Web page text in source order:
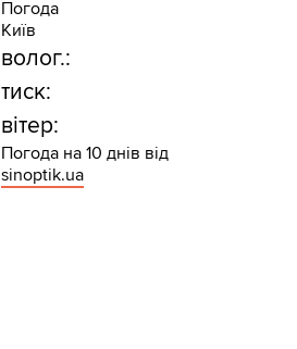
Погода
Київ
волог.:
тиск:
вітер:
Погода на 10 днів від
sinoptik.ua